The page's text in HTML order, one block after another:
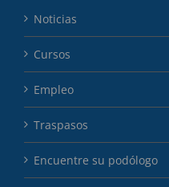
Noticias
Cursos
Empleo
Traspasos
Encuentre su podólogo